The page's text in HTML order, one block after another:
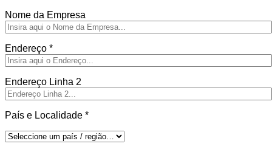
Nome da Empresa
Endereço *
Endereço Linha 2
País e Localidade *